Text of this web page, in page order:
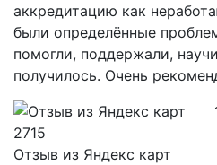
аккредитацию как
были определённые
помогли, поддержали,
получилось. Очень
Отзыв из Яндекс карт